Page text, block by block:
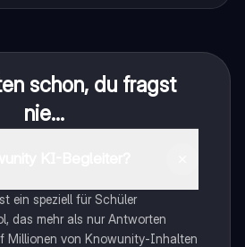
schon, du fragst
nie...
ein speziell für Schüler
das mehr als nur Antworten
Millionen von Knowunity-Inhalten